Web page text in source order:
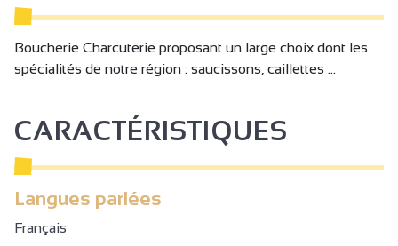
Boucherie Charcuterie proposant un large choix dont les
spécialités de notre région : saucissons, caillettes ...
CARACTÉRISTIQUES
Langues parlées
Français